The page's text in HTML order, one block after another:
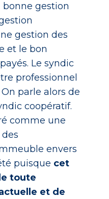
gestion
gestion des
et le bon
Le syndic
professionnel
parle alors de
coopératif.
comme une
envers
puisque cet
toute
et de